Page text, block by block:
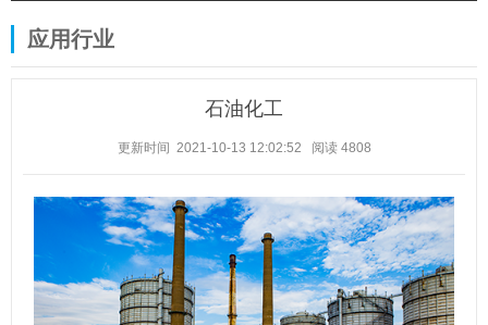
应用行业
石油化工
更新时间 2021-10-13 12:02:52 阅读 4808